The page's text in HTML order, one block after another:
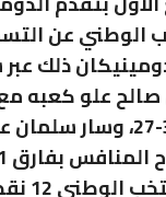
ذلك
علو كعبه
11 نقطة 39-27،
بفارق 11 نقطة (48 – 37).